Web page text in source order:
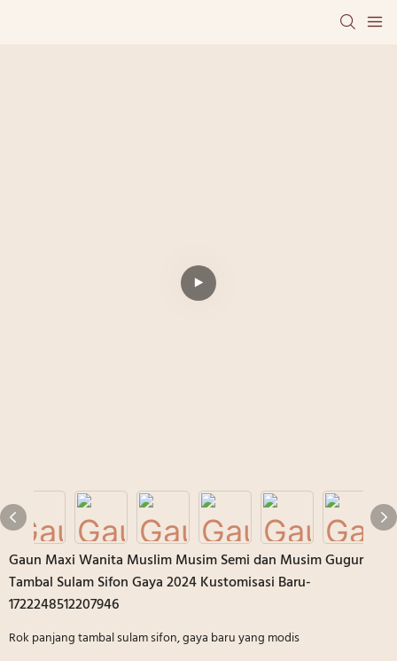
Gaun Maxi Wanita Muslim Musim Semi dan Musim Gugur
Tambal Sulam Sifon Gaya 2024 Kustomisasi Baru-
1722248512207946
Rok panjang tambal sulam sifon, gaya baru yang modis